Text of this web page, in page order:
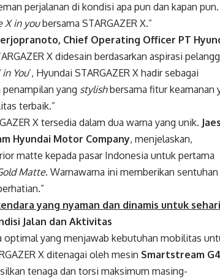
perjalanan di kondisi apa pun dan kapan pun.
X in youbersama STARGAZER X.”
Chief Operating Officer PT
X didesain berdasarkan aspirasi
You’, Hyundai STARGAZER X hadir sebagai
yang stylishbersama fitur keamanan
terbaik.”
X tersedia dalam dua warna yang unik.
Hyundai Motor Company, menjelaskan,
matte kepada pasar Indonesia untuk pertama
Matte. Warnawarna ini memberikan sentuhan
yang nyaman dan dinamis untuk
Jalan dan Aktivitas
optimal yang menjawab kebutuhan mobilitas
X ditenagai oleh mesin Smartstream
tenaga dan torsi maksimum masing-